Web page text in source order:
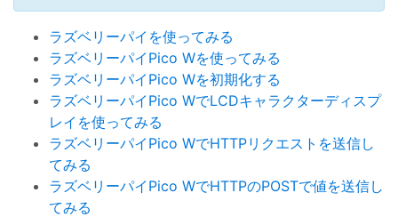
ラズベリーパイを使ってみる
ラズベリーパイPico Wを使ってみる
ラズベリーパイPico Wを初期化する
ラズベリーパイPico WでLCDキャラクターディスプ
レイを使ってみる
ラズベリーパイPico WでHTTPリクエストを送信し
てみる
ラズベリーパイPico WでHTTPのPOSTで値を送信し
てみる